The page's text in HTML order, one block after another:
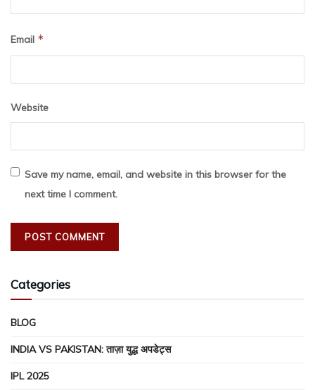
Email *
Website
Save my name, email, and website in this browser for the
next time I comment.
Categories
BLOG
INDIA VS PAKISTAN: ताज़ा युद्ध अपडेट्स
IPL 2025